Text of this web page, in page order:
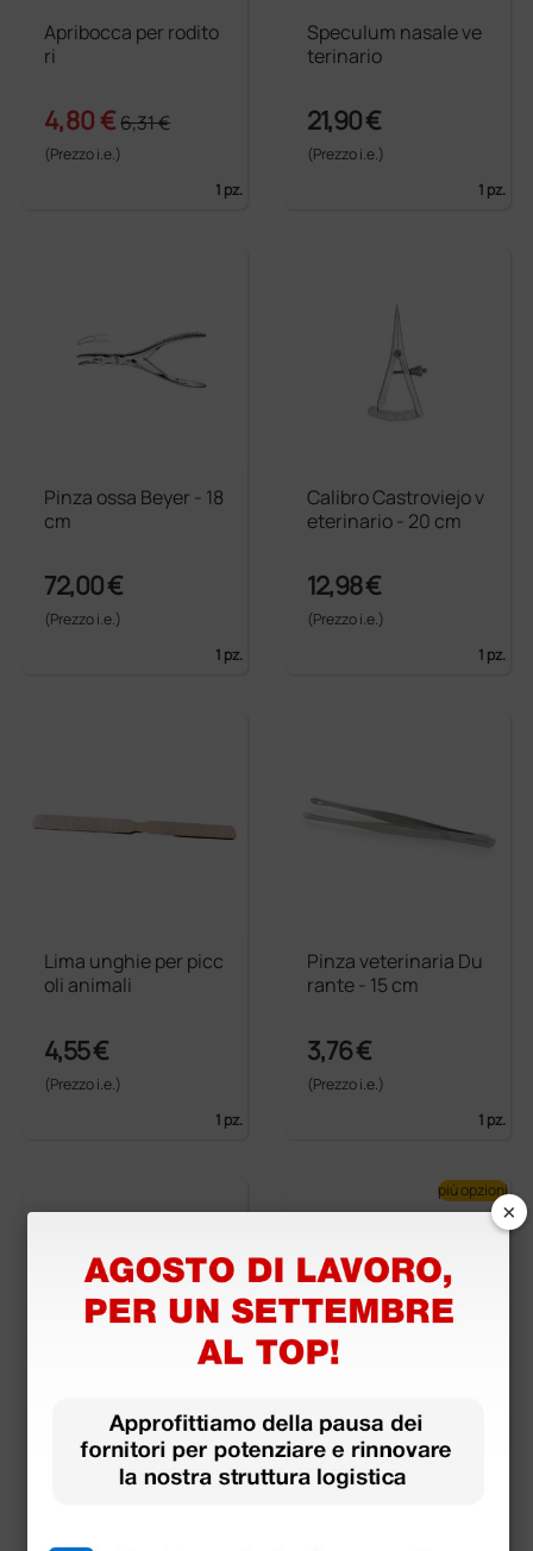
Apribocca per rodito
ri
4,80 €6,31 €
(Prezzo i.e.)
1 pz.
Speculum nasale ve
terinario
21,90 €
(Prezzo i.e.)
1 pz.
Pinza ossa Beyer - 18
cm
72,00 €
(Prezzo i.e.)
1 pz.
Calibro Castroviejo v
eterinario - 20 cm
12,98 €
(Prezzo i.e.)
1 pz.
Lima unghie per picc
oli animali
4,55 €
(Prezzo i.e.)
1 pz.
Pinza veterinaria Du
rante - 15 cm
3,76 €
(Prezzo i.e.)
1 pz.
Elevatore Hohmann
veterinario - 24 cm
Pinza riduzione ossa
veterinaria
più opzioni
×